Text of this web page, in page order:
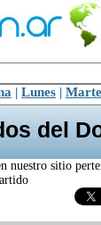
| Lunes |
del
nuestro sitio